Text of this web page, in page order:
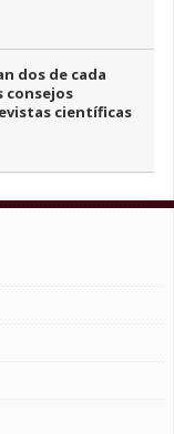
dos de cada
consejos
científicas